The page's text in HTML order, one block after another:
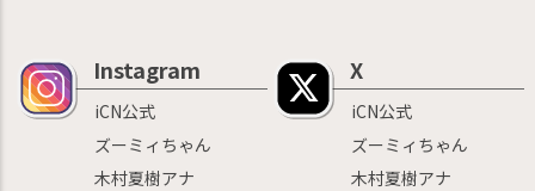
Instagram
iCN公式
ズーミィちゃん
木村夏樹アナ
X
iCN公式
ズーミィちゃん
木村夏樹アナ